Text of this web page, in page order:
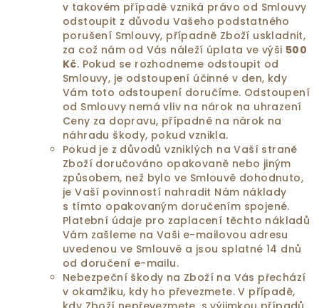
v takovém případě vzniká právo od Smlouvy
odstoupit z důvodu Vašeho podstatného
porušení Smlouvy, případně Zboží uskladnit,
za což nám od Vás náleží úplata ve výši 500
Kč. Pokud se rozhodneme odstoupit od
Smlouvy, je odstoupení účinné v den, kdy
Vám toto odstoupení doručíme. Odstoupení
od Smlouvy nemá vliv na nárok na uhrazení
Ceny za dopravu, případně na nárok na
náhradu škody, pokud vznikla.
Pokud je z důvodů vzniklých na Vaší straně
Zboží doručováno opakovaně nebo jiným
způsobem, než bylo ve Smlouvě dohodnuto,
je Vaší povinností nahradit Nám náklady
s tímto opakovaným doručením spojené.
Platební údaje pro zaplacení těchto nákladů
Vám zašleme na Vaši e-mailovou adresu
uvedenou ve Smlouvě a jsou splatné 14 dnů
od doručení e-mailu.
Nebezpeční škody na Zboží na Vás přechází
v okamžiku, kdy ho převezmete. V případě,